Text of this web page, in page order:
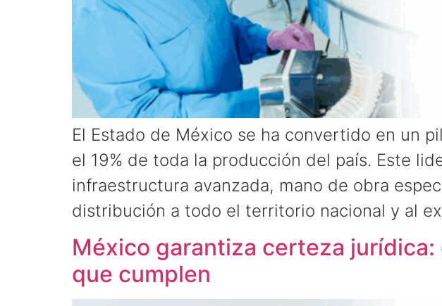
El Estado de México se ha convertido en un
el 19% de toda la producción del país. Este
infraestructura avanzada, mano de obra
distribución a todo el territorio nacional y al
México garantiza certeza
que cumplen